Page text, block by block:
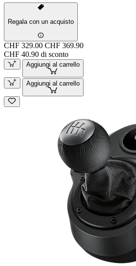
Regala con un acquisto
CHF 329.00 CHF 369.90
CHF 40.90 di sconto
Aggiungi al carrello
Aggiungi al carrello